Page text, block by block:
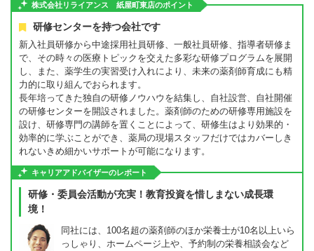
株式会社リライアンス 紙屋町東店のポイント
研修センターを持つ会社です
新入社員研修から中途採用社員研修、一般社員研修、指導者研修ま
で、その時々の医療トピックを交えた多彩な研修プログラムを展開
し、また、薬学生の実習受け入れにより、未来の薬剤師育成にも精
力的に取り組んでおられます。
長年培ってきた独自の研修ノウハウを結集し、自社設営、自社開催
の研修センターを開設されました。薬剤師のための研修専用施設を
設け、研修専門の講師を置くことによって、研修生はより効果的・
効率的に学ぶことができ、薬局の現場スタッフだけではカバーしき
れないきめ細かいサポートが可能になります。
キャリアアドバイザーのレポート
研修・委員会活動が充実！教育投資を惜しまない成長環
境！
同社には、100名超の薬剤師のほか栄養士が10名以上いら
っしゃり、ホームページ上や、予約制の栄養相談会など